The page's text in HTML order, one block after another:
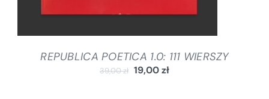
REPUBLICA POETICA 1.0: 111 WIERSZY
39,00zł 19,00zł